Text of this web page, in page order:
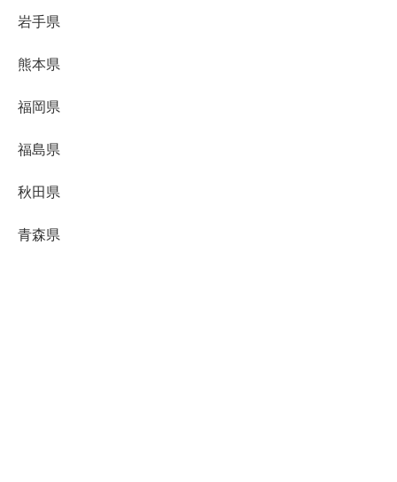
岩手県
熊本県
福岡県
福島県
秋田県
青森県